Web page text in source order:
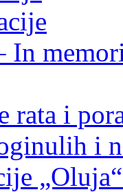
In
rata i
i